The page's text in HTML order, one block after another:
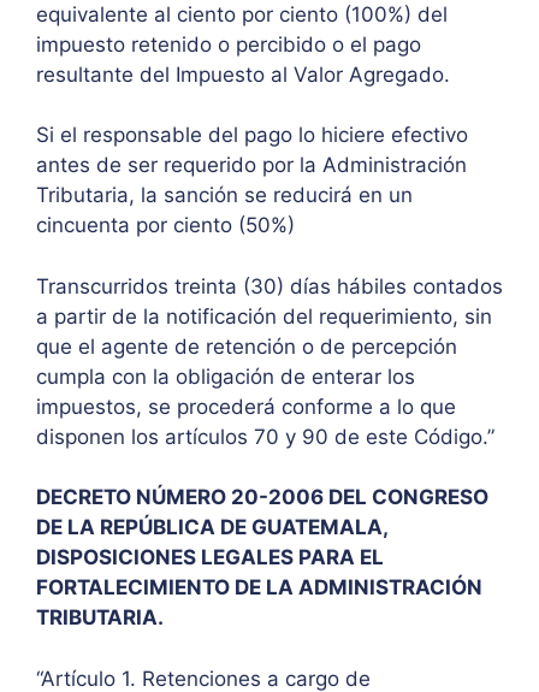
equivalente al ciento por ciento (100%) del
impuesto retenido o percibido o el pago
resultante del Impuesto al Valor Agregado.
Si el responsable del pago lo hiciere efectivo
antes de ser requerido por la Administración
Tributaria, la sanción se reducirá en un
cincuenta por ciento (50%)
Transcurridos treinta (30) días hábiles contados
a partir de la notificación del requerimiento, sin
que el agente de retención o de percepción
cumpla con la obligación de enterar los
impuestos, se procederá conforme a lo que
disponen los artículos 70 y 90 de este Código.”
DECRETO NÚMERO 20-2006 DEL CONGRESO
DE LA REPÚBLICA DE GUATEMALA,
DISPOSICIONES LEGALES PARA EL
FORTALECIMIENTO DE LA ADMINISTRACIÓN
TRIBUTARIA.
“Artículo 1. Retenciones a cargo de